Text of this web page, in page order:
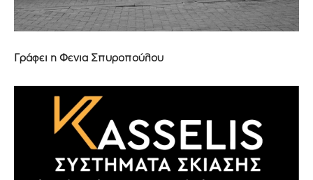
Γράφει η Φένια Σπυροπούλου